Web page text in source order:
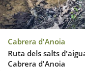
Cabrera d'Anoia
Ruta dels salts
Cabrera d'Anoia